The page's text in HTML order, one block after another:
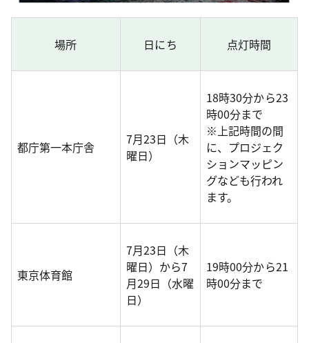
場所 日にち 点灯時間
都庁第一本庁舎
7月23日（木
曜日）
18時30分から23
時00分まで
※上記時間の間
に、プロジェク
ションマッピン
グなども行われ
ます。
東京体育館
7月23日（木
曜日）から7
月29日（水曜
日）
19時00分から21
時00分まで